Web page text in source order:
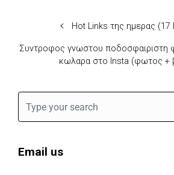
Hot Links της ημερας (17
Συντροφος γνωστου ποδοσφαιριστη
κωλαρα στο Insta (φωτος +
Email us